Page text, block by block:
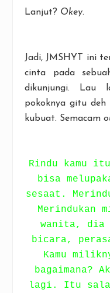
Lanjut? Okey.
Jadi, JMSHYT ini
cinta pada
dikunjungi. Lau
pokoknya gitu
kubuat. Semacam
Rindu kamu
bisa
sesaat.
Merindukan
wanita, dia
bicara,
Kamu
bagaimana?
lagi. Itu